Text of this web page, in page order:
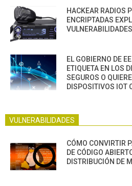
HACKEAR RADIOS
ENCRIPTADAS
VULNERABILIDADES
EL GOBIERNO DE
ETIQUETA EN LOS
SEGUROS O
DISPOSITIVOS IOT
VULNERABILIDADES
CÓMO CONVIRTIR
DE CÓDIGO
DISTRIBUCIÓN DE